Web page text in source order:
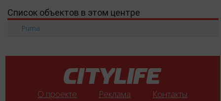
Список объектов в этом центре
Puma
О проекте Реклама Контакты